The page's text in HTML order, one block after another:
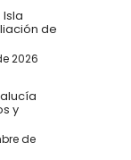
de
2026
y
de